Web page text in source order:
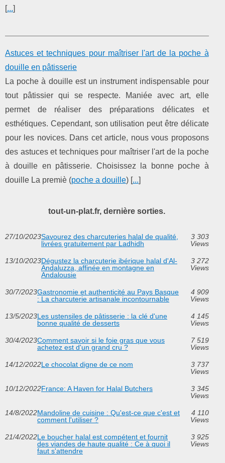
[...]
Astuces et techniques pour maîtriser l'art de la poche à
douille en pâtisserie
La poche à douille est un instrument indispensable pour
tout pâtissier qui se respecte. Maniée avec art, elle
permet de réaliser des préparations délicates et
esthétiques. Cependant, son utilisation peut être délicate
pour les novices. Dans cet article, nous vous proposons
des astuces et techniques pour maîtriser l'art de la poche
à douille en pâtisserie. Choisissez la bonne poche à
douille La premiè (poche a douille) [...]
tout-un-plat.fr, dernière sorties.
27/10/2023Savourez des charcuteries halal de qualité,
livrées gratuitement par Ladhidh
3 303
Views
13/10/2023Dégustez la charcuterie ibérique halal d'Al-
Andaluzza, affinée en montagne en
Andalousie
3 272
Views
30/7/2023Gastronomie et authenticité au Pays Basque
: La charcuterie artisanale incontournable
4 909
Views
13/5/2023Les ustensiles de pâtisserie : la clé d'une
bonne qualité de desserts
4 145
Views
30/4/2023Comment savoir si le foie gras que vous
achetez est d'un grand cru ?
7 519
Views
14/12/2022Le chocolat digne de ce nom
3 737
Views
10/12/2022France: A Haven for Halal Butchers
3 345
Views
14/8/2022Mandoline de cuisine : Qu'est-ce que c'est et
comment l'utiliser ?
4 110
Views
21/4/2022Le boucher halal est compétent et fournit
des viandes de haute qualité : Ce à quoi il
faut s'attendre
3 925
Views